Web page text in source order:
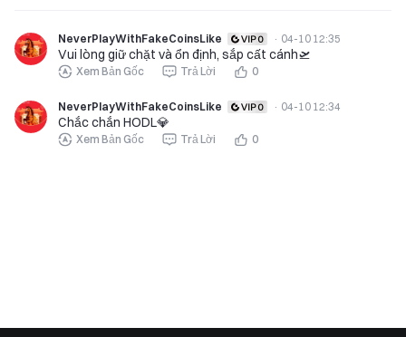
NeverPlayWithFakeCoinsLike · 04-10 12:35
Vui lòng giữ chặt và ổn định, sắp cất cánh🛫
Xem Bản Gốc Trả Lời 0
NeverPlayWithFakeCoinsLike · 04-10 12:34
Chắc chắn HODL💎
Xem Bản Gốc Trả Lời 0